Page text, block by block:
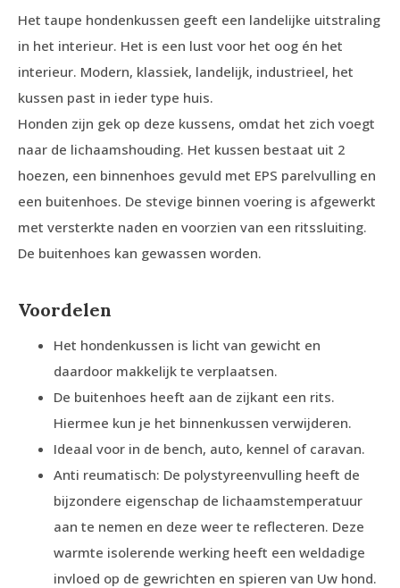
Het taupe hondenkussen geeft een landelijke uitstraling
in het interieur. Het is een lust voor het oog én het
interieur. Modern, klassiek, landelijk, industrieel, het
kussen past in ieder type huis.
Honden zijn gek op deze kussens, omdat het zich voegt
naar de lichaamshouding. Het kussen bestaat uit 2
hoezen, een binnenhoes gevuld met EPS parelvulling en
een buitenhoes. De stevige binnen voering is afgewerkt
met versterkte naden en voorzien van een ritssluiting.
De buitenhoes kan gewassen worden.
Voordelen
Het hondenkussen is licht van gewicht en
daardoor makkelijk te verplaatsen.
De buitenhoes heeft aan de zijkant een rits.
Hiermee kun je het binnenkussen verwijderen.
Ideaal voor in de bench, auto, kennel of caravan.
Anti reumatisch: De polystyreenvulling heeft de
bijzondere eigenschap de lichaamstemperatuur
aan te nemen en deze weer te reflecteren. Deze
warmte isolerende werking heeft een weldadige
invloed op de gewrichten en spieren van Uw hond.